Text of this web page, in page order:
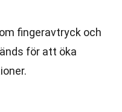
fingeravtryck och
för att öka